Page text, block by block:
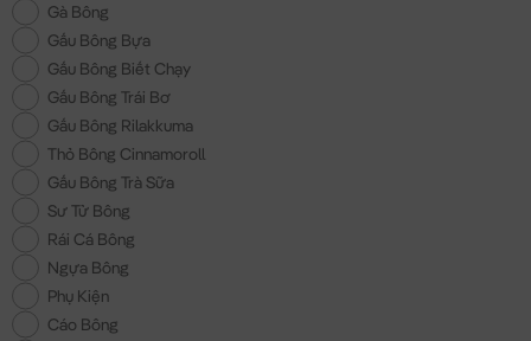
Gà Bông
Gấu Bông Bựa
Gấu Bông Biết Chạy
Gấu Bông Trái Bơ
Gấu Bông Rilakkuma
Thỏ Bông Cinnamoroll
Gấu Bông Trà Sữa
Sư Tử Bông
Rái Cá Bông
Ngựa Bông
Phụ Kiện
Cáo Bông